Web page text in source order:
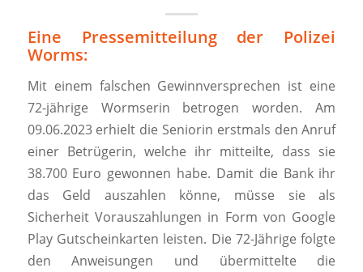
Eine Pressemitteilung der Polizei
Worms:
Mit einem falschen Gewinnversprechen ist eine
72-jährige Wormserin betrogen worden. Am
09.06.2023 erhielt die Seniorin erstmals den Anruf
einer Betrügerin, welche ihr mitteilte, dass sie
38.700 Euro gewonnen habe. Damit die Bank ihr
das Geld auszahlen könne, müsse sie als
Sicherheit Vorauszahlungen in Form von Google
Play Gutscheinkarten leisten. Die 72-Jährige folgte
den Anweisungen und übermittelte die